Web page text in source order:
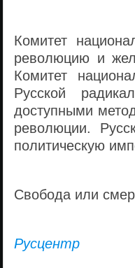
Комитет
революцию и
Комитет
Русской
доступными
революции.
политическую
Свобода или
Русцентр